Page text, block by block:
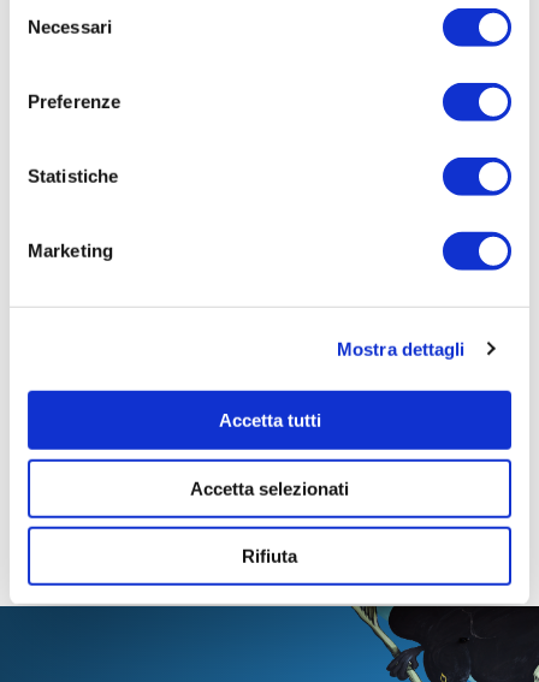
delNecessari
Preferenze
Statistiche
Marketing
Mostra dettagli
Accetta tutti
Accetta selezionati
Rifiuta
Aggiudicatario Nome:
ENEL ENERGIA S.P.A. - cod. fisc. 06655971007
Importo Aggiudicazione:
pronta
0